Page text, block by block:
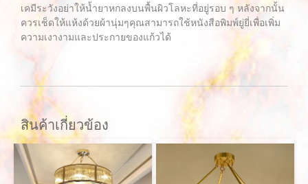
เคมีระวังอย่าให้น้ำยาหกลงบนพื้นผิวโลหะที่อยู่รอบ ๆ หลังจากนั้น
ควรเช็ดให้แห้งด้วยผ้านุ่มๆคุณสามารถใช้หนังสือพิมพ์ยู่ยี่เพื่อเพิ่ม
ความเงางามและประกายของแก้วได้
สินค้าเกี่ยวข้อง